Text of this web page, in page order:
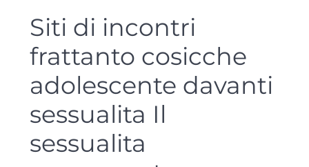
Siti di incontri
frattanto cosicche
adolescente davanti
sessualita Il
sessualita